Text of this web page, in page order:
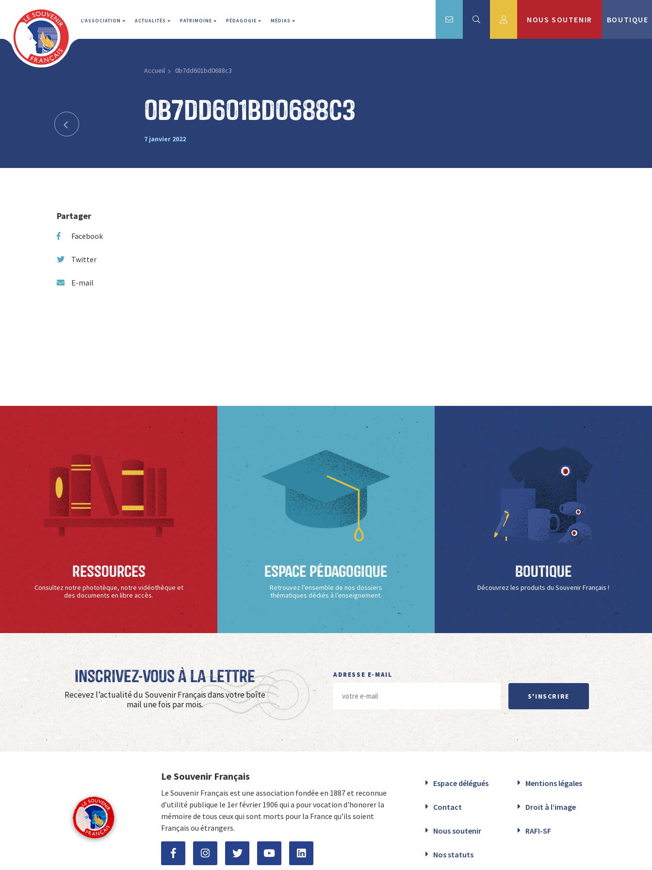
L'ASSOCIATION ACTUALITÉS PATRIMOINE PÉDAGOGIE MÉDIAS NOUS SOUTENIR BOUTIQUE
Accueil 0b7dd601bd0688c3
0b7dd601bd0688c3
7 janvier 2022
Partager
Facebook
Twitter
E-mail
Ressources
Consultez notre phototèque, notre vidéothèque et
des documents en libre accès.
Espace Pédagogique
Retrouvez l’ensemble de nos dossiers
thématiques dédiés à l’enseignement.
Boutique
Découvrez les produits du Souvenir Français !
Inscrivez-vous à La Lettre
Recevez l’actualité du Souvenir Français dans votre boîte
mail une fois par mois.
ADRESSE E-MAIL
S'INSCRIRE
Le Souvenir Français
Le Souvenir Français est une association fondée en 1887 et reconnue
d’utilité publique le 1er février 1906 qui a pour vocation d'honorer la
mémoire de tous ceux qui sont morts pour la France qu’ils soient
Français ou étrangers.
Espace délégués Mentions légales
Contact Droit à l’image
Nous soutenir RAFI-SF
Nos statuts